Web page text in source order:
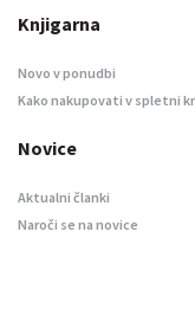
Knjigarna
Novo v ponudbi
Kako nakupovati v spletni
Novice
Aktualni članki
Naroči se na novice